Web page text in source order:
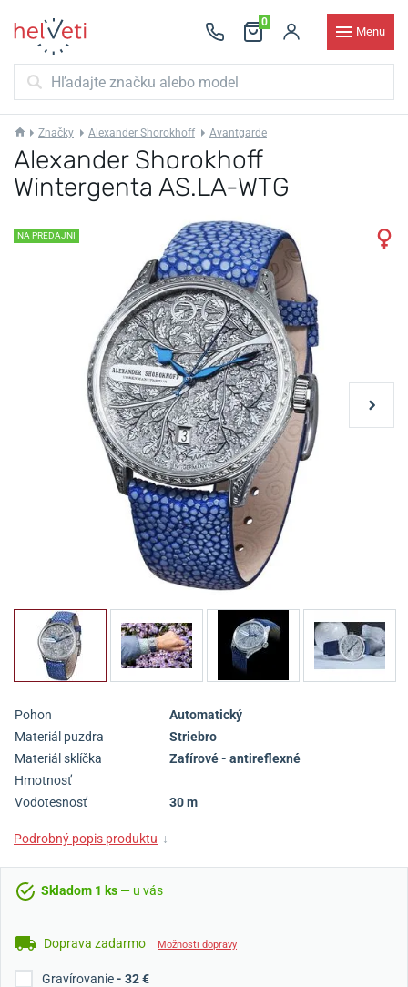
0
Menu
Značky Alexander Shorokhoff Avantgarde
Alexander Shorokhoff
Wintergenta AS.LA-WTG
NA PREDAJNI
Pohon
Automatický
Materiál puzdra
Striebro
Materiál sklíčka
Zafírové - antireflexné
Hmotnosť
Vodotesnosť
30 m
Podrobný popis produktu ↓
Skladom 1 ks — u vás
Doprava zadarmo Možnosti dopravy
Gravírovanie- 32 €